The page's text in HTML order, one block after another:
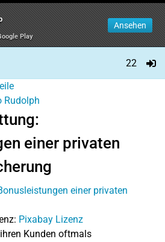
Play
Ansehen
22
Rudolph
einer privaten
Pixabay Lizenz
Kunden oftmals